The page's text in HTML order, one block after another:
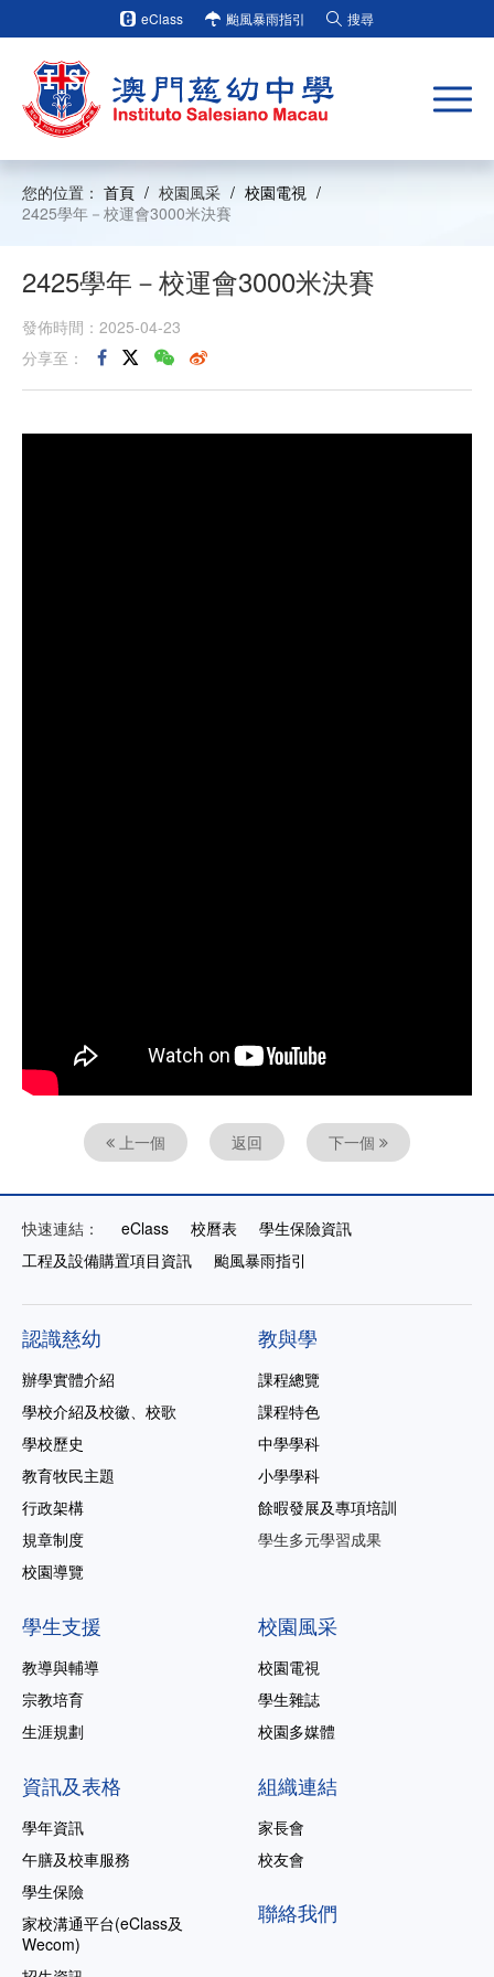
eClass 颱風暴雨指引 搜尋
您的位置： 首頁 / 校園風采 / 校園電視 /
2425學年－校運會3000米決賽
2425學年－校運會3000米決賽
發佈時間：2025-04-23
分享至：
上一個 返回 下一個
快速連結： eClass 校曆表
學生保險資訊
工程及設備購置項目資訊
颱風暴雨指引
認識慈幼
辦學實體介紹
學校介紹及校徽、校歌
學校歷史
教育牧民主題
行政架構
規章制度
校園導覽
教與學
課程總覽
課程特色
中學學科
小學學科
餘暇發展及專項培訓
學生多元學習成果
學生支援
教導與輔導
宗教培育
生涯規劃
校園風采
校園電視
學生雜誌
校園多媒體
資訊及表格
學年資訊
午膳及校車服務
學生保險
家校溝通平台(eClass及
Wecom)
組織連結
家長會
校友會
聯絡我們